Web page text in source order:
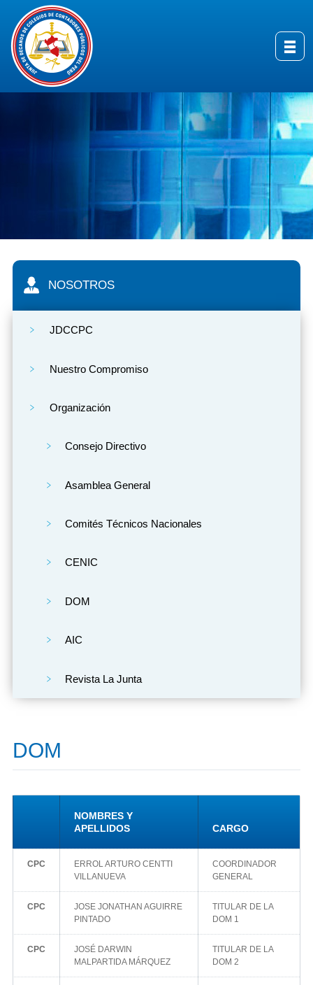
NOSOTROS
JDCCPC
Nuestro Compromiso
Organización
Consejo Directivo
Asamblea General
Comités Técnicos Nacionales
CENIC
DOM
AIC
Revista La Junta
DOM
NOMBRES Y
APELLIDOS
CARGO
CPC
ERROL ARTURO CENTTI
VILLANUEVA
COORDINADOR
GENERAL
CPC
JOSE JONATHAN AGUIRRE
PINTADO
TITULAR DE LA
DOM 1
CPC
JOSÉ DARWIN
MALPARTIDA MÁRQUEZ
TITULAR DE LA
DOM 2